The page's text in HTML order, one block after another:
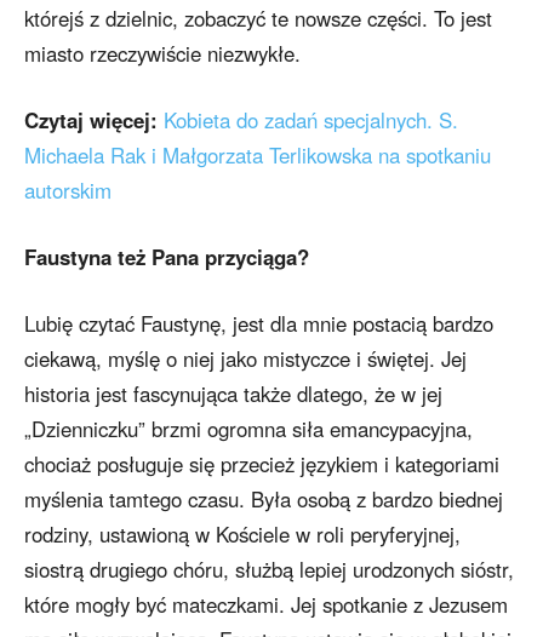
którejś z dzielnic, zobaczyć te nowsze części. To jest
miasto rzeczywiście niezwykłe.
Czytaj więcej: Kobieta do zadań specjalnych. S.
Michaela Rak i Małgorzata Terlikowska na spotkaniu
autorskim
Faustyna też Pana przyciąga?
Lubię czytać Faustynę, jest dla mnie postacią bardzo
ciekawą, myślę o niej jako mistyczce i świętej. Jej
historia jest fascynująca także dlatego, że w jej
„Dzienniczku” brzmi ogromna siła emancypacyjna,
chociaż posługuje się przecież językiem i kategoriami
myślenia tamtego czasu. Była osobą z bardzo biednej
rodziny, ustawioną w Kościele w roli peryferyjnej,
siostrą drugiego chóru, służbą lepiej urodzonych sióstr,
które mogły być mateczkami. Jej spotkanie z Jezusem